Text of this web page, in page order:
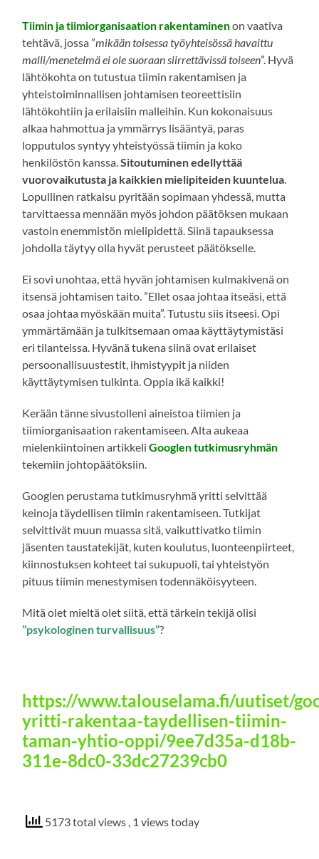
Tiimin ja tiimiorganisaation rakentaminenon vaativa
tehtävä, jossa ”mikään toisessa työyhteisössä havaittu
malli/menetelmä ei ole suoraan siirrettävissä toiseen”. Hyvä
lähtökohta on tutustua tiimin rakentamisen ja
yhteistoiminnallisen johtamisen teoreettisiin
lähtökohtiin ja erilaisiin malleihin. Kun kokonaisuus
alkaa hahmottua ja ymmärrys lisääntyä, paras
lopputulos syntyy yhteistyössä tiimin ja koko
henkilöstön kanssa.Sitoutuminen edellyttää
vuorovaikutusta ja kaikkien mielipiteiden kuuntelua.
Lopullinen ratkaisu pyritään sopimaan yhdessä, mutta
tarvittaessa mennään myös johdon päätöksen mukaan
vastoin enemmistön mielipidettä. Siinä tapauksessa
johdolla täytyy olla hyvät perusteet päätökselle.
Ei sovi unohtaa, että hyvän johtamisen kulmakivenä on
itsensä johtamisen taito. ”Ellet osaa johtaa itseäsi, että
osaa johtaa myöskään muita”. Tutustu siis itseesi. Opi
ymmärtämään ja tulkitsemaan omaa käyttäytymistäsi
eri tilanteissa. Hyvänä tukena siinä ovat erilaiset
persoonallisuustestit, ihmistyypit ja niiden
käyttäytymisen tulkinta. Oppia ikä kaikki!
Kerään tänne sivustolleni aineistoa tiimien ja
tiimiorganisaation rakentamiseen. Alta aukeaa
mielenkiintoinen artikkeliGooglen tutkimusryhmän
tekemiin johtopäätöksiin.
Googlen perustama tutkimusryhmä yritti selvittää
keinoja täydellisen tiimin rakentamiseen. Tutkijat
selvittivät muun muassa sitä, vaikuttivatko tiimin
jäsenten taustatekijät, kuten koulutus, luonteenpiirteet,
kiinnostuksen kohteet tai sukupuoli, tai yhteistyön
pituus tiimin menestymisen todennäköisyyteen.
Mitä olet mieltä olet siitä, että tärkein tekijä olisi
”psykologinen turvallisuus”?
https://www.talouselama.fi/uutiset/
yritti-rakentaa-taydellisen-tiimin-
taman-yhtio-oppi/9ee7d35a-d18b-
311e-8dc0-33dc27239cb0
5173 total views , 1 views today